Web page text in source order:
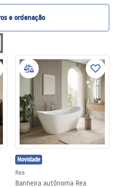
um lado especialmente
la à parede. O comprimento ideal do
no uso da banheira. Esse
banho? Sem problema. Na
uma banheira de canto
cm. Também está disponível aqui
90×90 cm. Os nossos produtos
e pelo aspeto estético.
Recentemente, as elegantes
a ganhar cada vez mais
e ordenação
Novidade
Rea
Banheira autônoma Rea